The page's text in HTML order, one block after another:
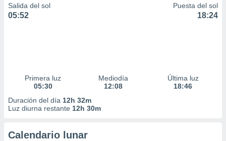
1199
Salida del sol
05:52
Puesta del sol
18:24
Primera luz
05:30
Mediodía
12:08
Última luz
18:46
Duración del día 12h 32m
Luz diurna restante 12h 30m
Calendario lunar